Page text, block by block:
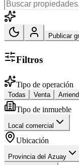
Publicar
Filtros
Tipo de operación
Todas Venta
Tipo de inmueble
Local comercial
Ubicación
Provincia del Azuay